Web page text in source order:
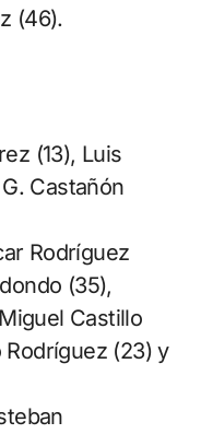
(46).
(13), Luis
Castañón
Rodríguez
(35),
Castillo
(23) y